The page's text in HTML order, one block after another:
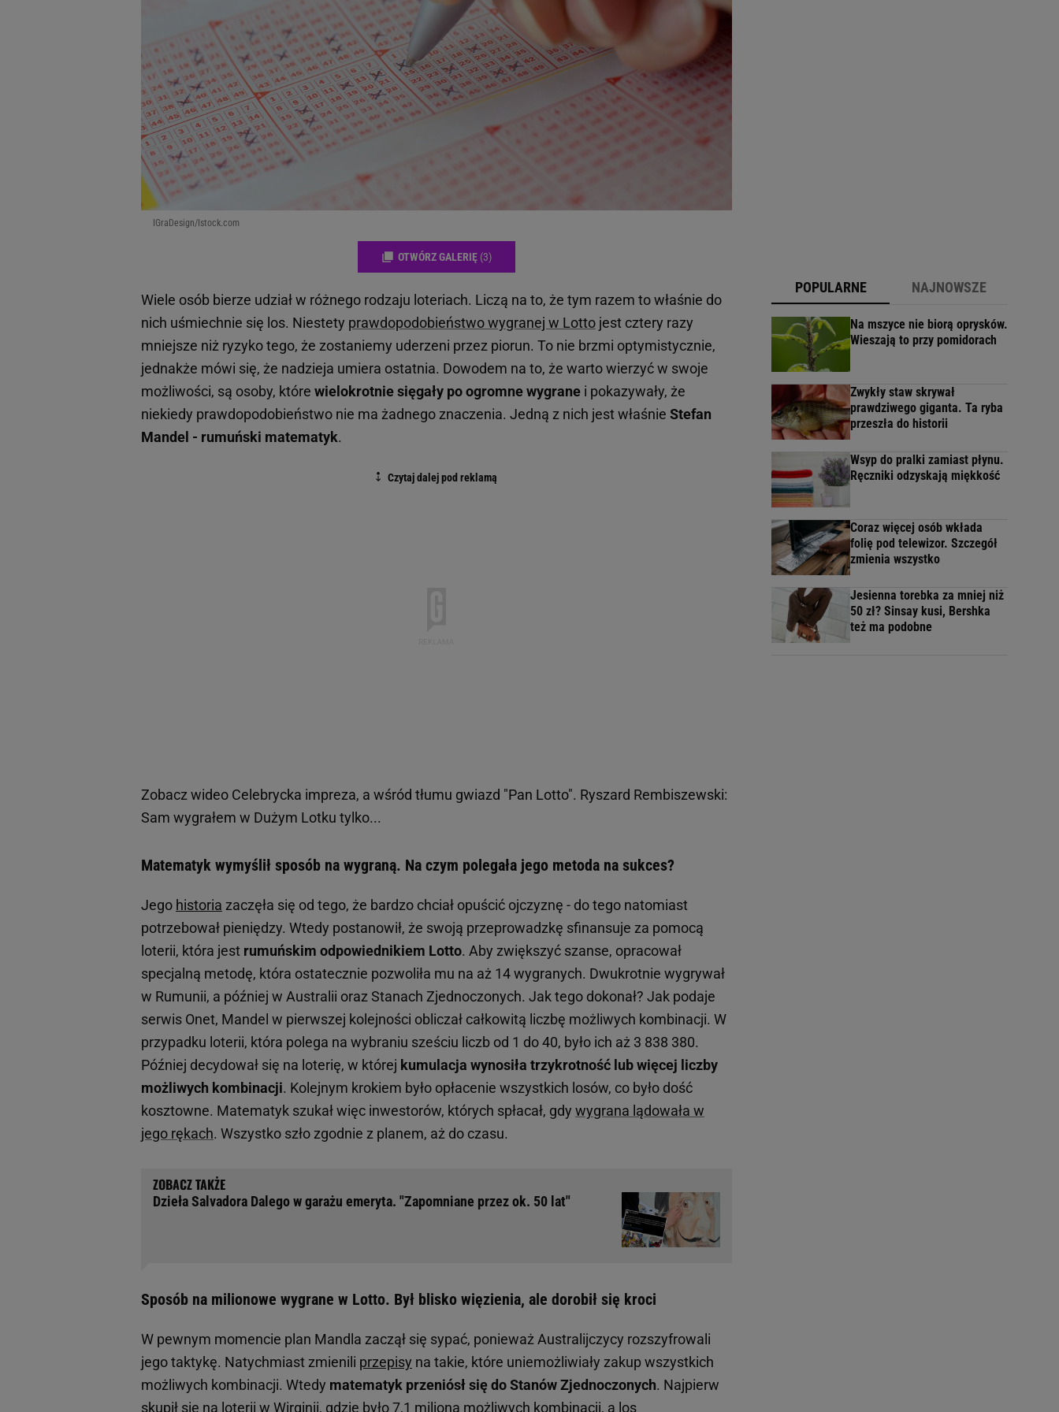
IGraDesign/Istock.com
OTWÓRZ GALERIĘ (3)
Wiele osób bierze udział w różnego rodzaju loteriach. Liczą na to, że tym razem to właśnie do
nich uśmiechnie się los. Niestety prawdopodobieństwo wygranej w Lotto jest cztery razy
mniejsze niż ryzyko tego, że zostaniemy uderzeni przez piorun. To nie brzmi optymistycznie,
jednakże mówi się, że nadzieja umiera ostatnia. Dowodem na to, że warto wierzyć w swoje
możliwości, są osoby, które wielokrotnie sięgały po ogromne wygrane i pokazywały, że
niekiedy prawdopodobieństwo nie ma żadnego znaczenia. Jedną z nich jest właśnie Stefan
Mandel - rumuński matematyk.
Zobacz wideo Celebrycka impreza, a wśród tłumu gwiazd "Pan Lotto". Ryszard Rembiszewski:
Sam wygrałem w Dużym Lotku tylko...
Matematyk wymyślił sposób na wygraną. Na czym polegała jego metoda na sukces?
Jego historia zaczęła się od tego, że bardzo chciał opuścić ojczyznę - do tego natomiast
potrzebował pieniędzy. Wtedy postanowił, że swoją przeprowadzkę sfinansuje za pomocą
loterii, która jest rumuńskim odpowiednikiem Lotto. Aby zwiększyć szanse, opracował
specjalną metodę, która ostatecznie pozwoliła mu na aż 14 wygranych. Dwukrotnie wygrywał
w Rumunii, a później w Australii oraz Stanach Zjednoczonych. Jak tego dokonał? Jak podaje
serwis Onet, Mandel w pierwszej kolejności obliczał całkowitą liczbę możliwych kombinacji. W
przypadku loterii, która polega na wybraniu sześciu liczb od 1 do 40, było ich aż 3 838 380.
Później decydował się na loterię, w której kumulacja wynosiła trzykrotność lub więcej liczby
możliwych kombinacji. Kolejnym krokiem było opłacenie wszystkich losów, co było dość
kosztowne. Matematyk szukał więc inwestorów, których spłacał, gdy wygrana lądowała w
jego rękach. Wszystko szło zgodnie z planem, aż do czasu.
Dzieła Salvadora Dalego w garażu emeryta. "Zapomniane przez ok. 50 lat"
Sposób na milionowe wygrane w Lotto. Był blisko więzienia, ale dorobił się kroci
W pewnym momencie plan Mandla zaczął się sypać, ponieważ Australijczycy rozszyfrowali
jego taktykę. Natychmiast zmienili przepisy na takie, które uniemożliwiały zakup wszystkich
możliwych kombinacji. Wtedy matematyk przeniósł się do Stanów Zjednoczonych. Najpierw
skupił się na loterii w Wirginii, gdzie było 7,1 miliona możliwych kombinacji, a los
POPULARNE NAJNOWSZE
Na mszyce nie biorą oprysków.
Wieszają to przy pomidorach
Zwykły staw skrywał
prawdziwego giganta. Ta ryba
przeszła do historii
Wsyp do pralki zamiast płynu.
Ręczniki odzyskają miękkość
Coraz więcej osób wkłada
folię pod telewizor. Szczegół
zmienia wszystko
Jesienna torebka za mniej niż
50 zł? Sinsay kusi, Bershka
też ma podobne